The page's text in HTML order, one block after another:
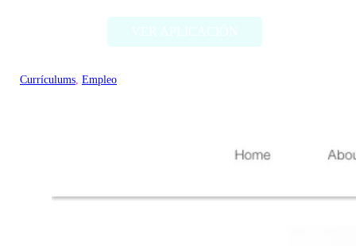
Currículums, Empleo